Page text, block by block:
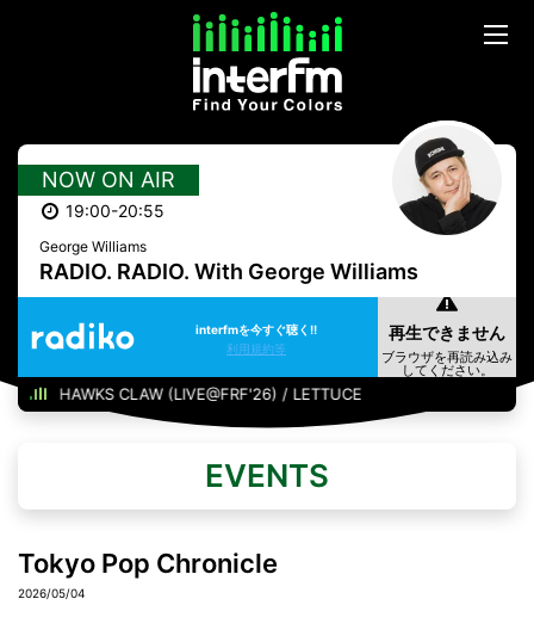
NOW ON AIR
19:00-20:55
George Williams
RADIO. RADIO. With George Williams
interfmを今すぐ聴く!!
利用規約等
HAWKS CLAW (LIVE@FRF'26) / LETTUCE
EVENTS
Tokyo Pop Chronicle
2026/05/04